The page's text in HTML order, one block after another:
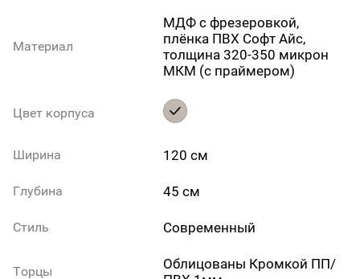
Материал
МДФ с фрезеровкой,
плёнка ПВХ Софт Айс,
толщина 320-350 микрон
МКМ (с праймером)
Цвет корпуса
Ширина 120 см
Глубина 45 см
Стиль Современный
Торцы
Облицованы Кромкой ПП/